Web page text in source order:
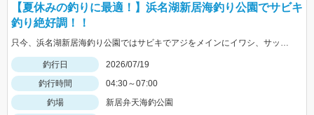
【夏休みの釣りに最適！】浜名湖新居海釣り公園でサビキ
釣り絶好調！！
只今、浜名湖新居海釣り公園ではサビキでアジをメインにイワシ、サッパ、良型のサバが絶好調！！ 釣って楽しく！食べておいしい！アジを狙いに行ってみましょう！！ お子様との夏休みの釣りにも最高です！！
釣行日
2026/07/19
釣行時間
04:30～07:00
釣場
新居弁天海釣公園